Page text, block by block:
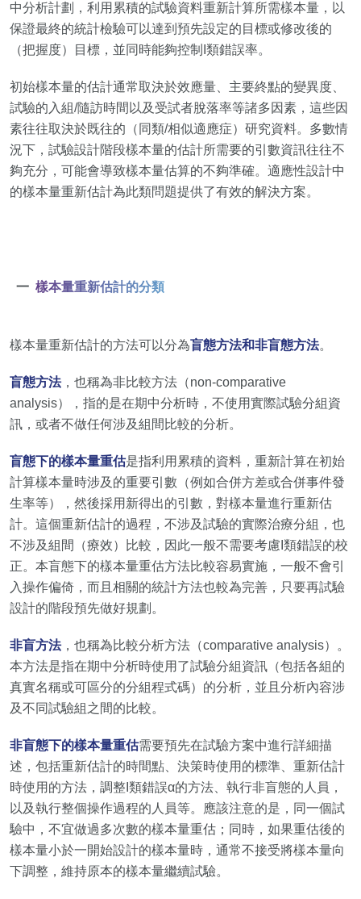
中分析計劃，利用累積的試驗資料重新計算所需樣本量，以
保證最終的統計檢驗可以達到預先設定的目標或修改後的
（把握度）目標，並同時能夠控制I類錯誤率。
初始樣本量的估計通常取決於效應量、主要終點的變異度、
試驗的入組/隨訪時間以及受試者脫落率等諸多因素，這些因
素往往取決於既往的（同類/相似適應症）研究資料。多數情
況下，試驗設計階段樣本量的估計所需要的引數資訊往往不
夠充分，可能會導致樣本量估算的不夠準確。適應性設計中
的樣本量重新估計為此類問題提供了有效的解決方案。
一 樣本量重新估計的分類
樣本量重新估計的方法可以分為盲態方法和非盲態方法。
盲態方法，也稱為非比較方法（non-comparative
analysis），指的是在期中分析時，不使用實際試驗分組資
訊，或者不做任何涉及組間比較的分析。
盲態下的樣本量重估是指利用累積的資料，重新計算在初始
計算樣本量時涉及的重要引數（例如合併方差或合併事件發
生率等），然後採用新得出的引數，對樣本量進行重新估
計。這個重新估計的過程，不涉及試驗的實際治療分組，也
不涉及組間（療效）比較，因此一般不需要考慮I類錯誤的校
正。本盲態下的樣本量重估方法比較容易實施，一般不會引
入操作偏倚，而且相關的統計方法也較為完善，只要再試驗
設計的階段預先做好規劃。
非盲方法，也稱為比較分析方法（comparative analysis）。
本方法是指在期中分析時使用了試驗分組資訊（包括各組的
真實名稱或可區分的分組程式碼）的分析，並且分析內容涉
及不同試驗組之間的比較。
非盲態下的樣本量重估需要預先在試驗方案中進行詳細描
述，包括重新估計的時間點、決策時使用的標準、重新估計
時使用的方法，調整I類錯誤α的方法、執行非盲態的人員，
以及執行整個操作過程的人員等。應該注意的是，同一個試
驗中，不宜做過多次數的樣本量重估；同時，如果重估後的
樣本量小於一開始設計的樣本量時，通常不接受將樣本量向
下調整，維持原本的樣本量繼續試驗。